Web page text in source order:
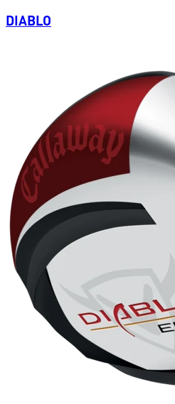
DIABLO